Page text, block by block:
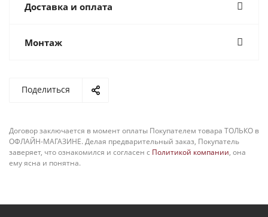
Доставка и оплата
Монтаж
Поделиться
Договор заключается в момент оплаты Покупателем товара ТОЛЬКО в
ОФЛАЙН-МАГАЗИНЕ. Делая предварительный заказ, Покупатель
заверяет, что ознакомился и согласен с Политикой компании, она
ему ясна и понятна.